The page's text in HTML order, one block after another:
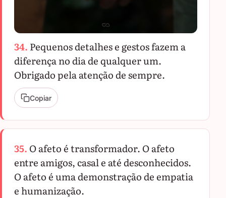
34. Pequenos detalhes e gestos fazem a
diferença no dia de qualquer um.
Obrigado pela atenção de sempre.
Copiar
35. O afeto é transformador. O afeto
entre amigos, casal e até desconhecidos.
O afeto é uma demonstração de empatia
e humanização.